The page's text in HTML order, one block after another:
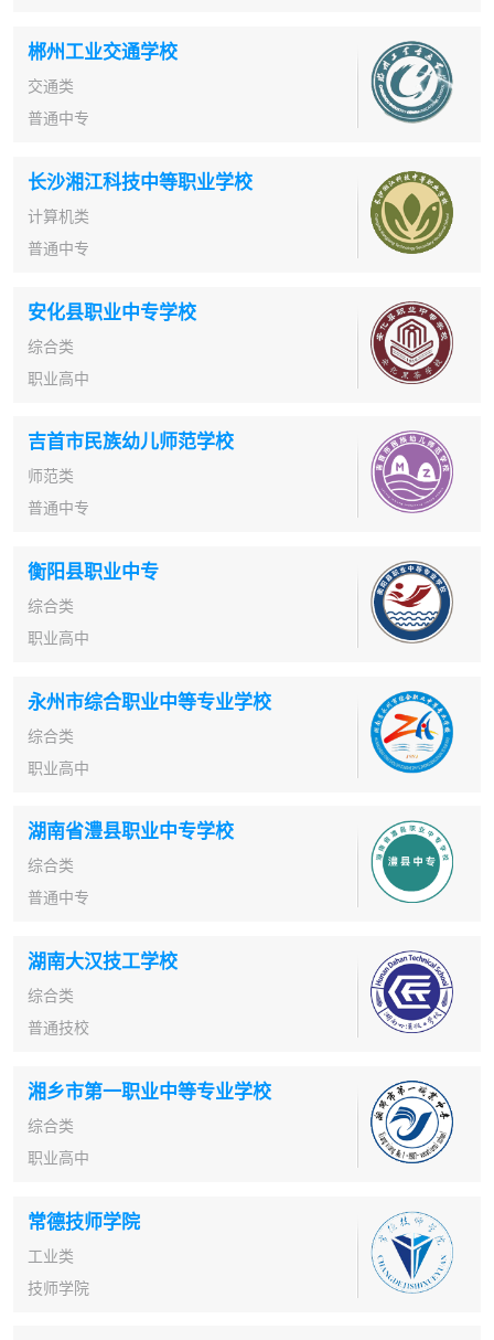
郴州工业交通学校
交通类
普通中专
长沙湘江科技中等职业学校
计算机类
普通中专
安化县职业中专学校
综合类
职业高中
吉首市民族幼儿师范学校
师范类
普通中专
衡阳县职业中专
综合类
职业高中
永州市综合职业中等专业学校
综合类
职业高中
湖南省澧县职业中专学校
综合类
普通中专
湖南大汉技工学校
综合类
普通技校
湘乡市第一职业中等专业学校
综合类
职业高中
常德技师学院
工业类
技师学院